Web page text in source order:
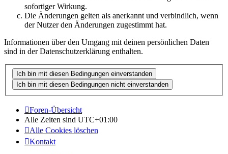
sofortiger Wirkung.
Die Änderungen gelten als anerkannt und verbindlich, wenn
der Nutzer den Änderungen zugestimmt hat.
Informationen über den Umgang mit deinen persönlichen Daten
sind in der Datenschutzerklärung enthalten.
Foren-Übersicht
Alle Zeiten sind UTC+01:00
Alle Cookies löschen
Kontakt